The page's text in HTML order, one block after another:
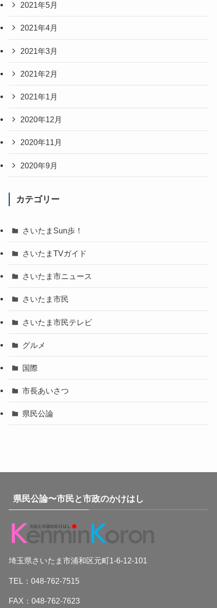
2021年5月
2021年4月
2021年3月
2021年2月
2021年1月
2020年12月
2020年11月
2020年9月
カテゴリー
さいたまSun歩！
さいたまTVガイド
さいたま市ニュース
さいたま市民
さいたま市民テレビ
グルメ
国際
市長あいさつ
県民公論
県民公論〜市民と市政のかけはし
埼玉県さいたま市浦和区元町1-6-12-101
TEL：048-762-7515
FAX：048-762-7623